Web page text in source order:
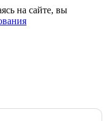
на сайте, вы